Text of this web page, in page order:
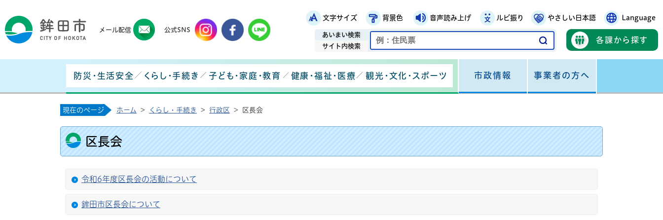
鉾田市役所ホームページ文字サイズ 背景色 音声読み上げ ルビ振り やさしい日本語 Language
各課から探す
あいまい検索
サイト内検索
メール配信
鉾田市メールマガジン
公式SNS
鉾田市公式Instagram
鉾田市公式Facebook
鉾田市公式LINE
防災・生活安全 くらし・手続き 子ども・家庭・教育 健康・福祉・医療 観光・文化・スポーツ 市政情報 事業者の方へ
現在のページ ホーム > くらし・手続き > 行政区 > 区長会
区長会
令和6年度区長会の活動について
鉾田市区長会について